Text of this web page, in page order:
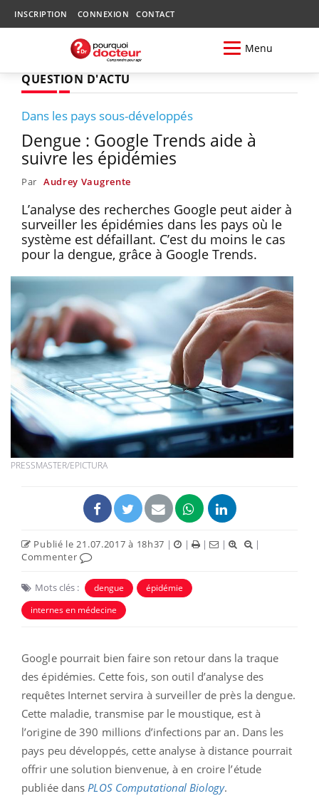
INSCRIPTION CONNEXION CONTACT
Menu
QUESTION D'ACTU
Dans les pays sous-développés
Dengue : Google Trends aide à
suivre les épidémies
Par Audrey Vaugrente
L’analyse des recherches Google peut aider à
surveiller les épidémies dans les pays où le
système est défaillant. C’est du moins le cas
pour la dengue, grâce à Google Trends.
PRESSMASTER/EPICTURA
Publié le 21.07.2017 à 18h37 | | | |
|
Commenter
Mots clés : dengue
épidémie
internes en médecine
Google pourrait bien faire son retour dans la traque
des épidémies. Cette fois, son outil d’analyse des
requêtes Internet servira à surveiller de près la dengue.
Cette maladie, transmise par le moustique, est à
l’origine de 390 millions d’infections par an. Dans les
pays peu développés, cette analyse à distance pourrait
offrir une solution bienvenue, à en croire l’étude
publiée dansPLOS Computational Biology.